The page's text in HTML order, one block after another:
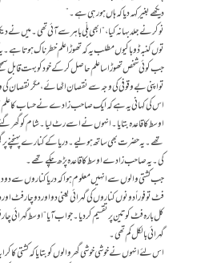
دیکھے بغیر کہہ دیا کہ ہاں ہو رہی ہے۔”
نوکر نے جلد بہانہ کیا، “ابھی بلّی باہر سے آئی تھی۔ میں نے
توں کنبہ ڈوبا کیوں مطلب یہ کہ تھوڑا علم خطرناک ہوتا
جب کوئی شخص تھوڑا سا علم حاصل کر کے خود کو بہت قابل
تو اپنی بے وقوفی کی وجہ سے نقصان اٹھائے، مگر نقصان
اس کی کہانی یہ ہے کہ ایک صاحب زادے نے حساب کا علم
اوسط کا قاعدہ بتایا۔ انہوں نے اسے رٹ لیا۔ شام کو گھر گئے
تھے۔ یہ حضرت بھی ساتھ ہو لیے۔ دریا کے کنارے پہنچنے
کی۔ یہ صاحب زادے اوسط کا قاعدہ پڑھ چکے تھے۔
جب کشتی والوں سے انہیں معلوم ہوا کہ دریا کناروں سے
فٹ تو فوراً دونوں کناروں کی گہرائی یعنی دو اور دو چار فٹ
کل بارہ فٹ کو تین پر تقسیم کر دیا۔ جواب آیا “اوسط
گہرائی بالکل کم تھی۔
اس لئے انہوں نے خوشی خوشی گھر والوں کو بتایا کہ کشتی کا